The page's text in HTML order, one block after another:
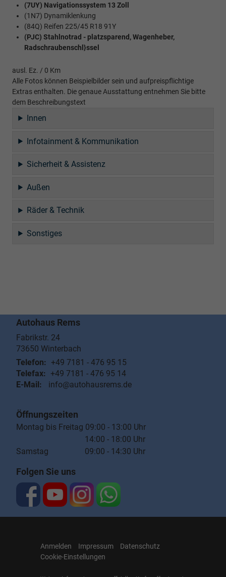
(7UY) Navigationssystem 13 Zoll
(1N7) Dynamiklenkung
(84Q) Reifen 225/45 R18 91Y
(PJC) Stahlnotrad - platzsparend, Wagenheber,
Radschraubenschl}ssel
ausl. Ez. / 0 Km
Alle Fotos können Beispielbilder sein und aufpreispflichtige
Extras enthalten. Die genaue Ausstattung entnehmen Sie bitte
dem Beschreibungstext
Innen
Infotainment & Kommunikation
Sicherheit & Assistenz
Außen
Räder & Technik
Sonstiges
Autohaus Rems
Fabrikstr. 24
73650 Winterbach
Telefon: +49 7181 - 476 95 15
Telefax: +49 7181 - 476 95 14
E-Mail:
info@autohausrems.de
Öffnungszeiten
Montag bis Freitag 09:00 - 13:00 Uhr
14:00 - 18:00 Uhr
Samstag 09:00 - 14:30 Uhr
Folgen Sie uns
Anmelden Impressum
Datenschutz
Cookie-Einstellungen